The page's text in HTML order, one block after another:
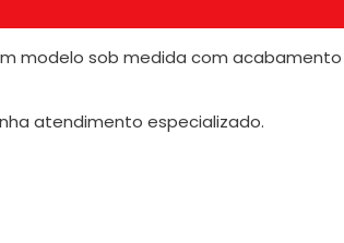
modelo sob medida com acabamento
atendimento especializado.